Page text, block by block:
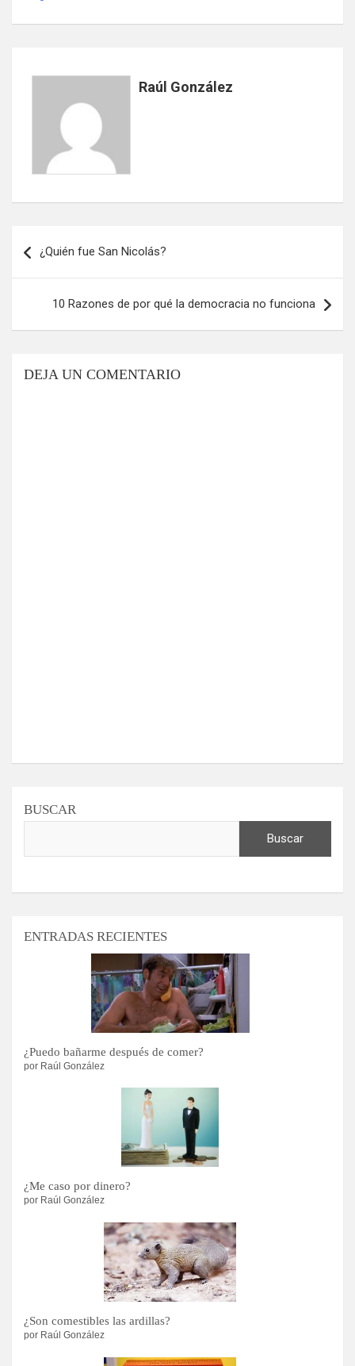
Raúl González
de
¿Quién fue San Nicolás?
10 Razones de por qué la democracia no funciona
DEJA UN COMENTARIO
BUSCAR
Buscar
ENTRADAS RECIENTES
¿Puedo bañarme después de comer?
por Raúl González
¿Me caso por dinero?
por Raúl González
¿Son comestibles las ardillas?
por Raúl González